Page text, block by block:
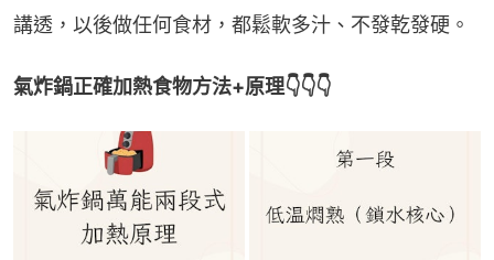
講透，以後做任何食材，都鬆軟多汁、不發乾發硬。
氣炸鍋正確加熱食物方法+原理👇👇👇